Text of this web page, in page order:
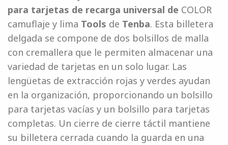
para tarjetas de recarga universal de COLOR
camuflaje y lima Tools de Tenba. Esta billetera
delgada se compone de dos bolsillos de malla
con cremallera que le permiten almacenar una
variedad de tarjetas en un solo lugar. Las
lengüetas de extracción rojas y verdes ayudan
en la organización, proporcionando un bolsillo
para tarjetas vacías y un bolsillo para tarjetas
completas. Un cierre de cierre táctil mantiene
su billetera cerrada cuando la guarda en una